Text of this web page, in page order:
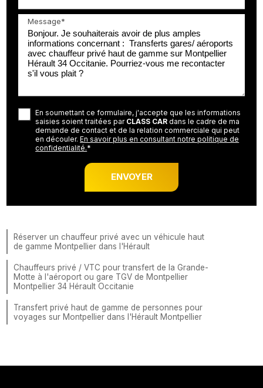
Message*
En soumettant ce formulaire, j'accepte que les informations
saisies soient traitées par CLASS CAR dans le cadre de ma
demande de contact et de la relation commerciale qui peut
en découler.En savoir plus en consultant notre politique de
confidentialité.*
Réserver un chauffeur privé avec un véhicule haut
de gamme Montpellier dans l'Hérault
Chauffeurs privé / VTC pour transfert de la Grande-
Motte à l'aéroport ou gare TGV de Montpellier
Montpellier 34 Hérault Occitanie
Transfert privé haut de gamme de personnes pour
voyages sur Montpellier dans l'Hérault Montpellier